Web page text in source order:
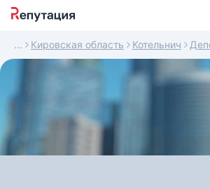
Кировская область Котельнич